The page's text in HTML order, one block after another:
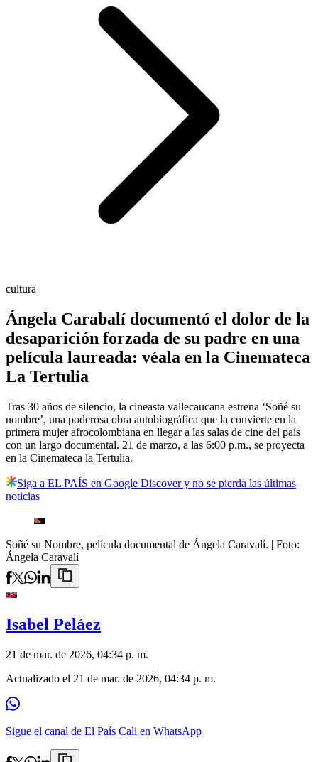
cultura
Ángela Carabalí documentó el dolor de la
desaparición forzada de su padre en una
película laureada: véala en la Cinemateca
La Tertulia
Tras 30 años de silencio, la cineasta vallecaucana estrena ‘Soñé su
nombre’, una poderosa obra autobiográfica que la convierte en la
primera mujer afrocolombiana en llegar a las salas de cine del país
con un largo documental. 21 de marzo, a las 6:00 p.m., se proyecta
en la Cinemateca la Tertulia.
Siga a EL PAÍS en Google Discover y no se pierda las últimas
noticias
Soñé su Nombre, película documental de Ángela Caravalí. | Foto:
Ángela Caravalí
Isabel Peláez
21 de mar. de 2026, 04:34 p. m.
Actualizado el 21 de mar. de 2026, 04:34 p. m.
Sigue el canal de El País Cali en WhatsApp